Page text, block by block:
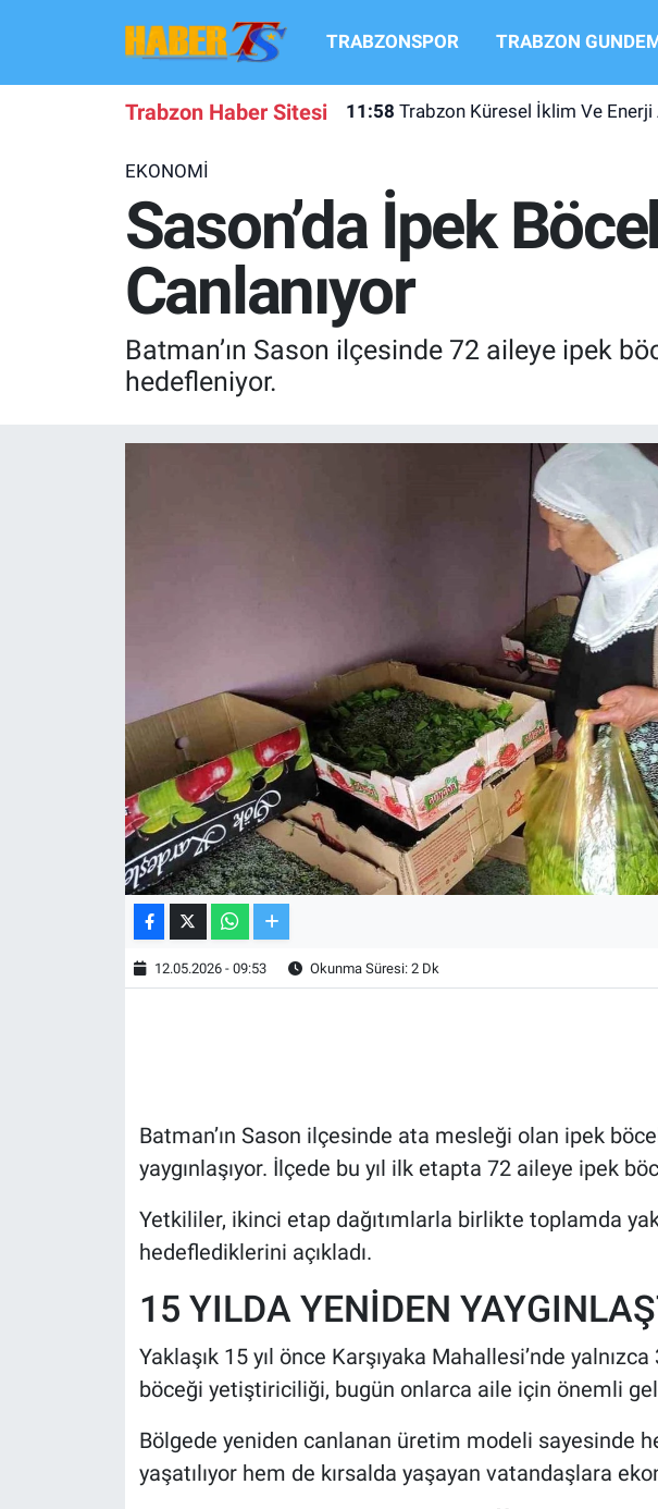
TRABZONSPOR TRABZON
Trabzon Haber Sitesi 11:58 Trabzon Küresel İklim Ve Enerji
EKONOMİ
Sason’da İpek
Canlanıyor
Batman’ın Sason ilçesinde 72 aileye ipek
hedefleniyor.
12.05.2026 - 09:53 Okunma Süresi: 2 Dk
Batman’ın Sason ilçesinde ata mesleği olan ipek
yaygınlaşıyor. İlçede bu yıl ilk etapta 72 aileye ipek
Yetkililer, ikinci etap dağıtımlarla birlikte toplamda
hedeflediklerini açıkladı.
15 YILDA YENİDEN
Yaklaşık 15 yıl önce Karşıyaka Mahallesi’nde
böceği yetiştiriciliği, bugün onlarca aile için önemli
Bölgede yeniden canlanan üretim modeli sayesinde
yaşatılıyor hem de kırsalda yaşayan vatandaşlara
TRABZONSPOR
TRANSFER HABERLERI
KULİS MEYDANI
1461 TRABZON
KÜLTÜR SANAT
EKONOMİ
Bilim, Teknoloji
Hava Durumu
Süper Lig Puan Durumu ve Fikstür
Tüm Manşetler
Son Dakika Haberleri
Haber Arşivi